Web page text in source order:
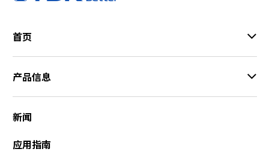
首页
产品信息
新闻
应用指南